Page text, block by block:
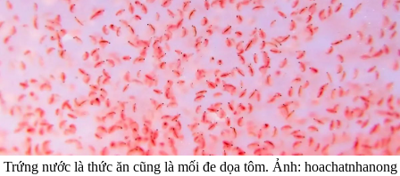
Trứng nước là thức ăn cũng là mối đe dọa tôm. Ảnh: hoachatnhanong